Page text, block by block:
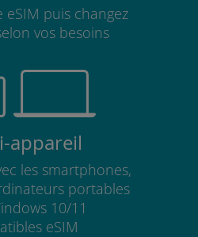
eSIM puis changez
vos besoins
appareil
les smartphones,
portables
10/11
eSIM